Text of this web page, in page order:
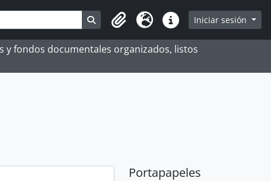
Search in browse page
Portapapeles
Idioma Enlaces rápidos
Iniciar sesión
y fondos documentales organizados, listos
Portapapeles